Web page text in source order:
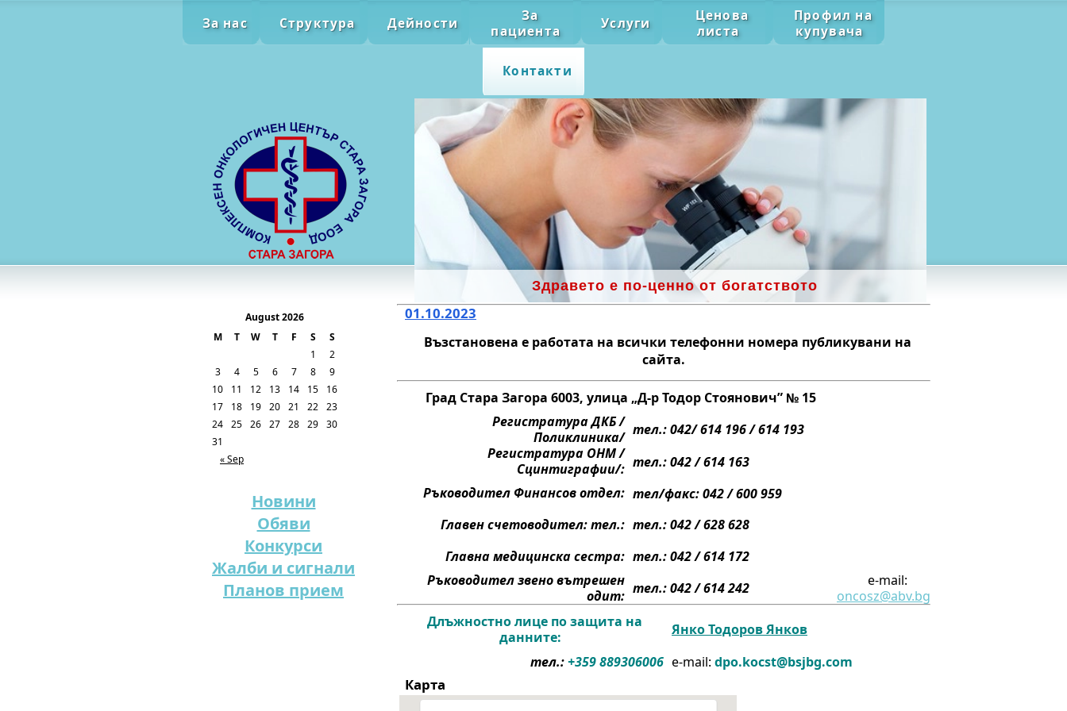
За нас Структура Дейности
За
пациента
Услуги
Ценова
листа
Профил на
купувача
Контакти
Здравето е по-ценно от богатството
August 2026
M
T W T F S S
« Sep
1
2
3
4 5 6 7 8
9
10
11 12 13 14 15
16
17
18 19 20 21 22 23
24 25 26 27 28 29 30
31
Новини
Обяви
Конкурси
Жалби и сигнали
Планов прием
01.10.2023
Възстановена е работата на всички телефонни номера публикувани на
сайта.
Град Стара Загора 6003, улица „Д-р Тодор Стоянович” № 15
Регистратура ДКБ /
Поликлиника/ тел.: 042/ 614 196 / 614 193
Регистратура ОНМ /
Сцинтиграфии/: тел.: 042 / 614 163
Ръководител Финансов отдел: тел/факс: 042 / 600 959
Главен счетоводител: тел.: тел.:042 / 628 628
Главна медицинска сестра: тел.: 042 / 614 172
Ръководител звено вътрешен
одит: тел.: 042 / 614 242
e-mail:
oncosz@abv.bg
Длъжностно лице по защита на
данните:
Янко Тодоров Янков
тел.:+359 889306006 e-mail: dpo.kocst@bsjbg.com
Карта